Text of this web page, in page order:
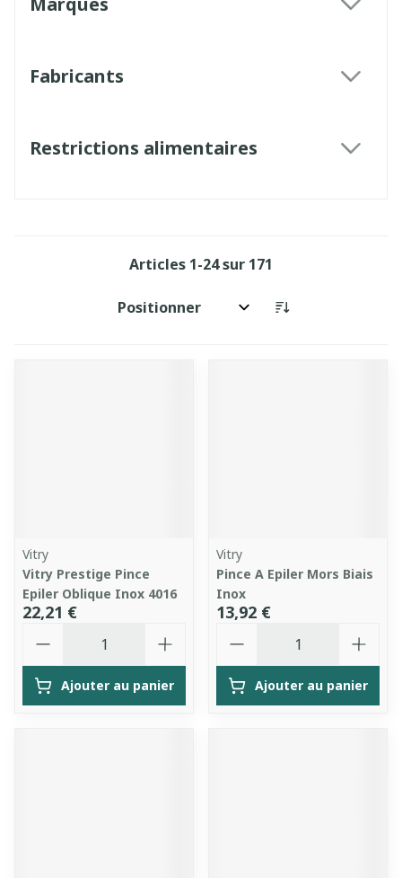
Fabricants
Restrictions alimentaires
Articles 1-24sur 171
Trier par:
Vitry
Vitry Prestige Pince
Epiler Oblique Inox 4016
22,21 €
Ajouter au panier
Vitry
Pince A Epiler Mors Biais
Inox
13,92 €
Ajouter au panier